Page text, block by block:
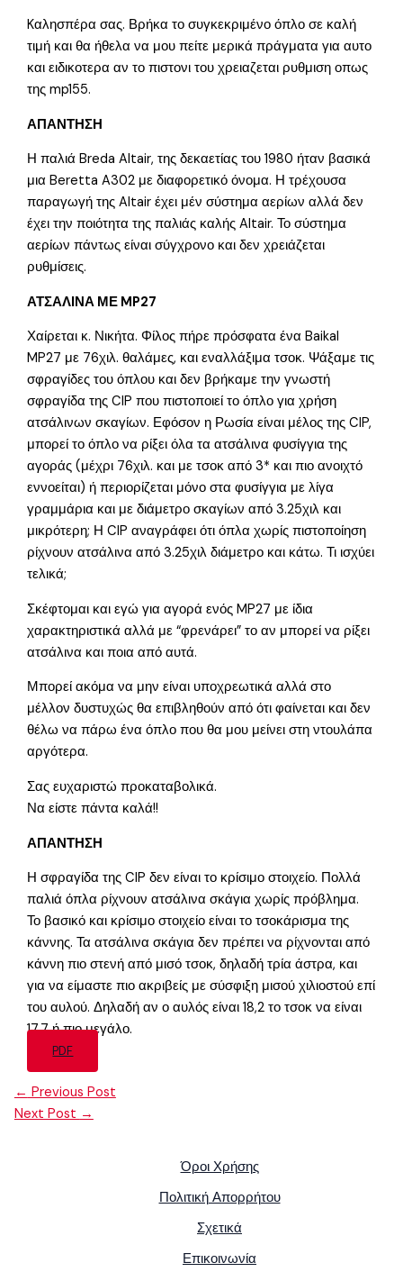
Kαλησπέρα σας. Βρήκα το συγκεκριμένο όπλο σε καλή
τιμή και θα ήθελα να μου πείτε μερικά πράγματα για αυτο
και ειδικοτερα αν το πιστονι του χρειαζεται ρυθμιση οπως
της mp155.
ΑΠΑΝΤΗΣΗ
Η παλιά Breda Altair, της δεκαετίας του 1980 ήταν βασικά
μια Beretta A302 με διαφορετικό όνομα. Η τρέχουσα
παραγωγή της Altair έχει μέν σύστημα αερίων αλλά δεν
έχει την ποιότητα της παλιάς καλής Altair. Το σύστημα
αερίων πάντως είναι σύγχρονο και δεν χρειάζεται
ρυθμίσεις.
ΑΤΣΑΛΙΝΑ ΜΕ MP27
Χαίρεται κ. Νικήτα. Φίλος πήρε πρόσφατα ένα Baikal
MP27 με 76χιλ. θαλάμες, και εναλλάξιμα τσοκ. Ψάξαμε τις
σφραγίδες του όπλου και δεν βρήκαμε την γνωστή
σφραγίδα της CIP που πιστοποιεί το όπλο για χρήση
ατσάλινων σκαγίων. Εφόσον η Ρωσία είναι μέλος της CIP,
μπορεί το όπλο να ρίξει όλα τα ατσάλινα φυσίγγια της
αγοράς (μέχρι 76χιλ. και με τσοκ από 3* και πιο ανοιχτό
εννοείται) ή περιορίζεται μόνο στα φυσίγγια με λίγα
γραμμάρια και με διάμετρο σκαγίων από 3.25χιλ και
μικρότερη; Η CIP αναγράφει ότι όπλα χωρίς πιστοποίηση
ρίχνουν ατσάλινα από 3.25χιλ διάμετρο και κάτω. Τι ισχύει
τελικά;
Σκέφτομαι και εγώ για αγορά ενός MP27 με ίδια
χαρακτηριστικά αλλά με “φρενάρει” το αν μπορεί να ρίξει
ατσάλινα και ποια από αυτά.
Μπορεί ακόμα να μην είναι υποχρεωτικά αλλά στο
μέλλον δυστυχώς θα επιβληθούν από ότι φαίνεται και δεν
θέλω να πάρω ένα όπλο που θα μου μείνει στη ντουλάπα
αργότερα.
Σας ευχαριστώ προκαταβολικά.
Να είστε πάντα καλά!!
ΑΠΑΝΤΗΣΗ
Η σφραγίδα της CIP δεν είναι το κρίσιμο στοιχείο. Πολλά
παλιά όπλα ρίχνουν ατσάλινα σκάγια χωρίς πρόβλημα.
Το βασικό και κρίσιμο στοιχείο είναι το τσοκάρισμα της
κάννης. Τα ατσάλινα σκάγια δεν πρέπει να ρίχνονται από
κάννη πιο στενή από μισό τσοκ, δηλαδή τρία άστρα, και
για να είμαστε πιο ακριβείς με σύσφιξη μισού χιλιοστού επί
του αυλού. Δηλαδή αν ο αυλός είναι 18,2 το τσοκ να είναι
17,7 ή πιο μεγάλο.
PDF
← Previous Post
Next Post →
Όροι Χρήσης
Πολιτική Απορρήτου
Σχετικά
Επικοινωνία